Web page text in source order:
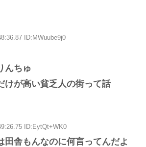
ID:MWuube9j0
んちゅ
けが高い貧乏人の街って話
ID:EytQt+WK0
田舎もんなのに何言ってんだよ